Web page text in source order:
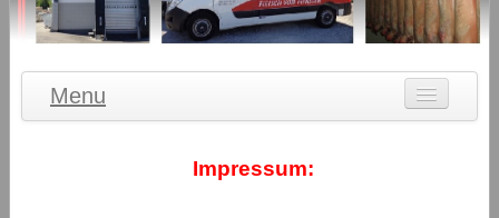
Menu
Wer sind wir?
Impressum: